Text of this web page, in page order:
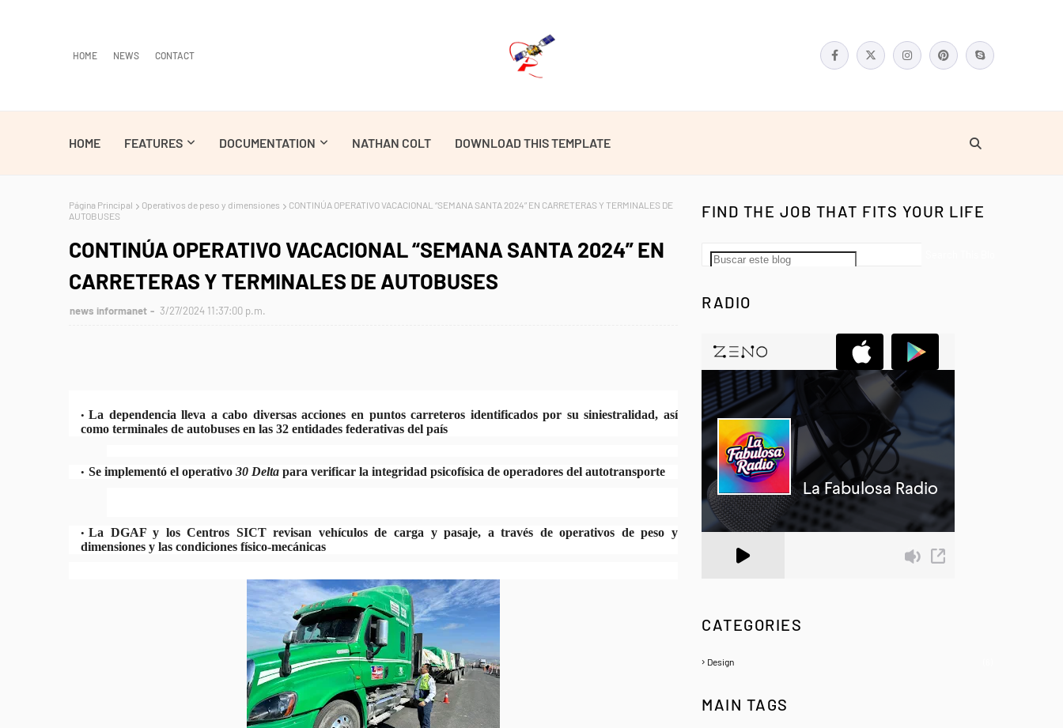
HOME NEWS CONTACT
HOME FEATURES DOCUMENTATION NATHAN COLT DOWNLOAD THIS TEMPLATE
Página Principal Operativos de peso y dimensiones
CONTINÚA OPERATIVO VACACIONAL “SEMANA SANTA 2024” EN CARRETERAS Y TERMINALES DE
AUTOBUSES
CONTINÚA OPERATIVO VACACIONAL “SEMANA SANTA 2024” EN
CARRETERAS Y TERMINALES DE AUTOBUSES
news informanet 3/27/2024 11:37:00 p.m.
La dependencia lleva a cabo diversas acciones en puntos carreteros identificados por su siniestralidad, así
como terminales de autobuses en las 32 entidades federativas del país
Se implementó el operativo 30 Delta para verificar la integridad psicofísica de operadores del autotransporte
La DGAF y los Centros SICT revisan vehículos de carga y pasaje, a través de operativos de peso y
dimensiones y las condiciones físico-mecánicas
FIND THE JOB THAT FITS YOUR LIFE
RADIO
CATEGORIES
Design
MAIN TAGS